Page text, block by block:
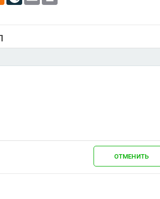
ОТМЕНИТЬ